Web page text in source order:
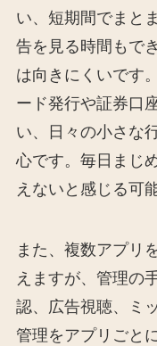
い、短期間でまと
告を見る時間もで
は向きにくいです
ード発行や証券口
い、日々の小さな
心です。毎日まじ
えないと感じる可
また、複数アプリ
えますが、管理の
認、広告視聴、ミ
管理をアプリごと